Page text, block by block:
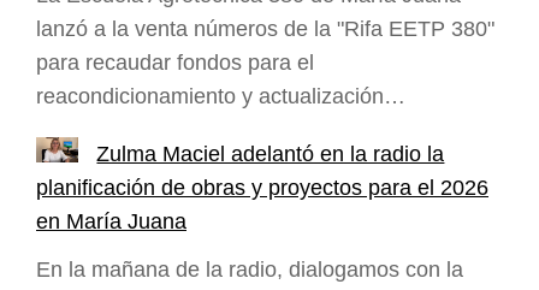
lanzó a la venta números de la "Rifa EETP 380"
para recaudar fondos para el
reacondicionamiento y actualización…
Zulma Maciel adelantó en la radio la
planificación de obras y proyectos para el 2026
en María Juana
En la mañana de la radio, dialogamos con la